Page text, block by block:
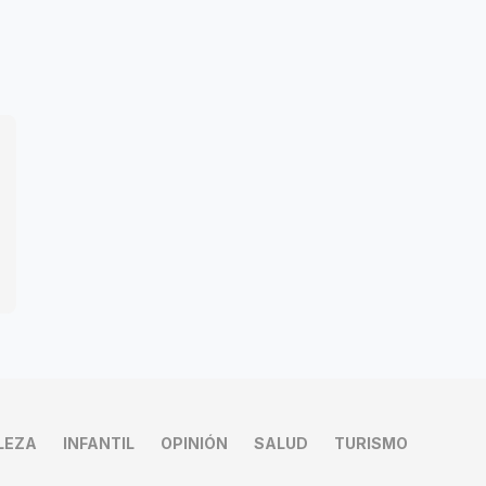
INFANTIL OPINIÓN SALUD TURISMO